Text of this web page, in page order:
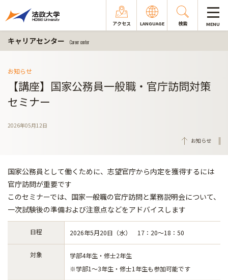
アクセス LANGUAGE 検索 MENU
キャリアセンター Career center
お知らせ
【講座】国家公務員一般職・官庁訪問対策
セミナー
2026年05月12日
お知らせ
国家公務員として働くために、志望官庁から内定を獲得するには
官庁訪問が重要です
このセミナーでは、国家一般職の官庁訪問と業務説明会について、
一次試験後の準備および注意点などをアドバイスします
日程 2026年5月20日（水） 17：20～18：50
対象
学部4年生・修士2年生
※学部1～3年生・修士1年生も参加可能です